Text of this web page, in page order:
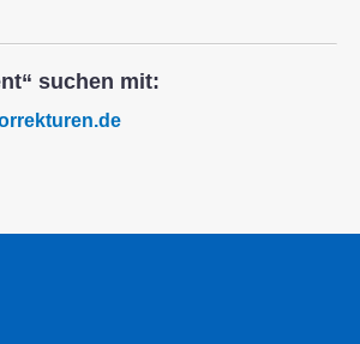
suchen mit: